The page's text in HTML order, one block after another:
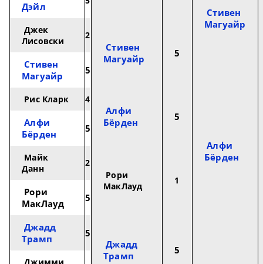
Стивен
Магуайр
Дэйл
Джек
Лисовски
2
Стивен
Магуайр
5
Стивен
Магуайр
5
Рис Кларк 4
Алфи
Бёрден
5
Алфи
Бёрден
Алфи
Бёрден
5
Майк
Данн
2
Рори
МакЛауд
1
Рори
МакЛауд
5
Джадд
Трамп
5
Джадд
Трамп
5